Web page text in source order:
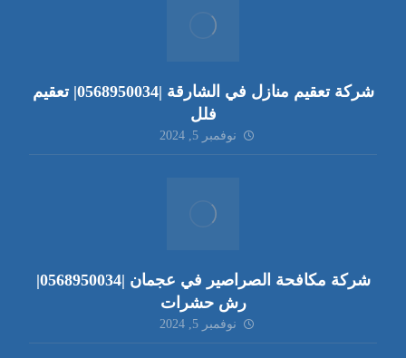
شركة تعقيم منازل في الشارقة |0568950034| تعقيم
فلل
نوفمبر 5, 2024
شركة مكافحة الصراصير في عجمان |0568950034|
رش حشرات
نوفمبر 5, 2024